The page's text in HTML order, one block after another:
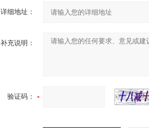
详细地址：
补充说明：
验证码：